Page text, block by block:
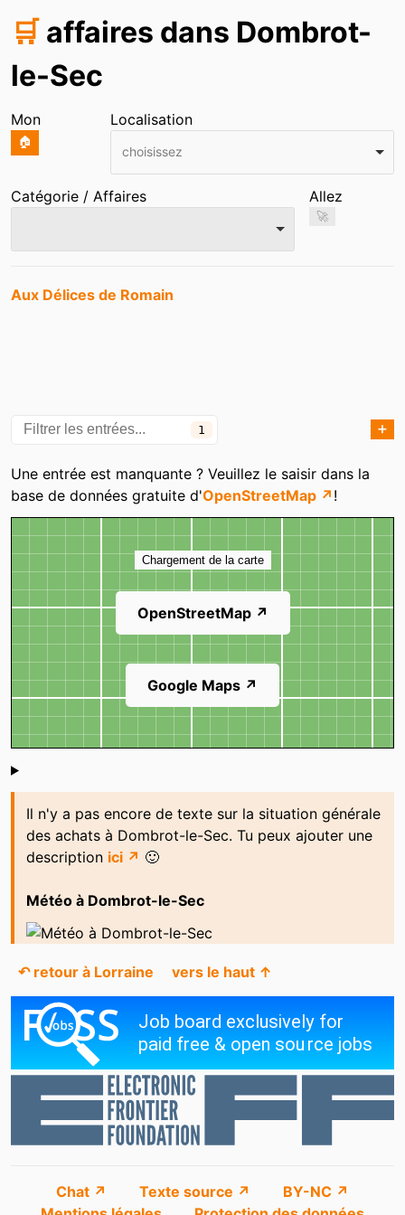
🛒 affaires dans Dombrot-
le-Sec
Mon
🏠
Localisation
choisissez
Catégorie / Affaires Allez
🚀
Entrées
Aux Délices de Romain
1 ➕
Catégories
Une entrée est manquante ? Veuillez le saisir dans la
base de données gratuite d'OpenStreetMap ↗ !
Carte
Chargement de la carte
OpenStreetMap ↗
Google Maps ↗
Shoutbox
Il n'y a pas encore de texte sur la situation générale
des achats à Dombrot-le-Sec. Tu peux ajouter une
description ici ↗ 🙂
Météo à Dombrot-le-Sec
↶ retour à Lorraine vers le haut ↑
Chat ↗ Texte source ↗
BY-NC ↗